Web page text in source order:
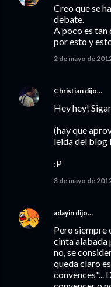
Creo que se
debate.
A poco es
por esto y
2 de mayo de
Christian dijo…
Hey hey!
(hay que
leida del blog
:P
3 de mayo de
adayin dijo…
Pero siempre
cinta alabada
no, se
queda claro
convences"...